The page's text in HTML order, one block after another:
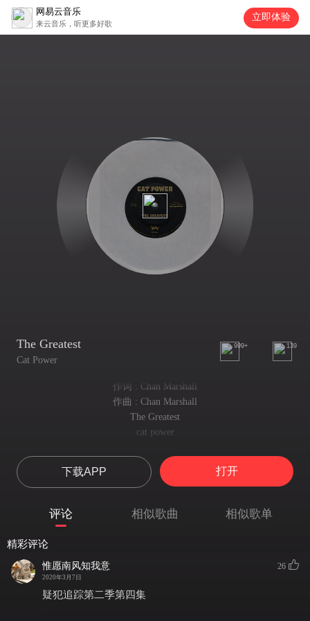
网易云音乐
来云音乐，听更多好歌
立即体验
The Greatest
Cat Power
999+ 139
作词 : Chan Marshall
作曲 : Chan Marshall
The Greatest
cat power
曾经我想做到最好
No wind or waterfall could stop me
哪怕洪水来袭
To big black armour
下载APP 打开
评论 相似歌曲 相似歌单
精彩评论
惟愿南风知我意
2020年3月7日
26
疑犯追踪第二季第四集